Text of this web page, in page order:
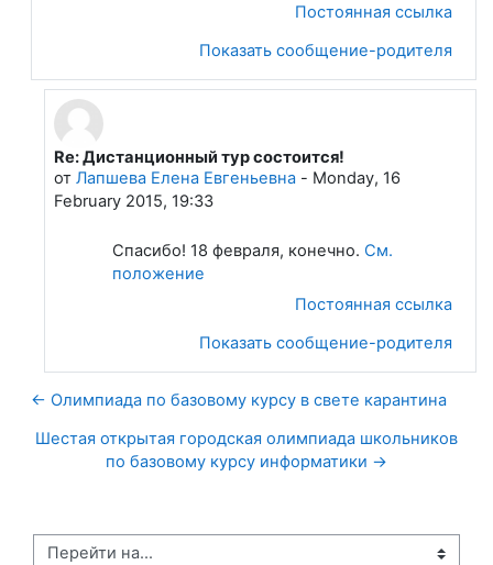
Постоянная ссылка
Показать сообщение-родителя
В ответ на Кирдяшева Анастасия
Re: Дистанционный тур состоится!
от Лапшева Елена Евгеньевна- Monday, 16
February 2015, 19:33
Спасибо! 18 февраля, конечно. См.
положение
Постоянная ссылка
Показать сообщение-родителя
← Олимпиада по базовому курсу в свете карантина
Шестая открытая городская олимпиада школьников
по базовому курсу информатики →